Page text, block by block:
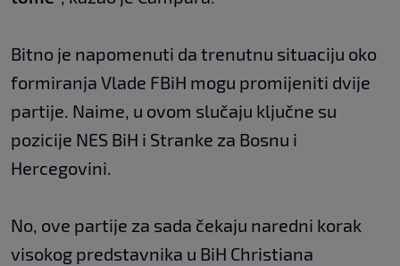
Bitno je napomenuti da trenutnu situaciju oko
formiranja Vlade FBiH mogu promijeniti dvije
partije. Naime, u ovom slučaju ključne su
pozicije NES BiH i Stranke za Bosnu i
Hercegovini.
No, ove partije za sada čekaju naredni korak
visokog predstavnika u BiH Christiana